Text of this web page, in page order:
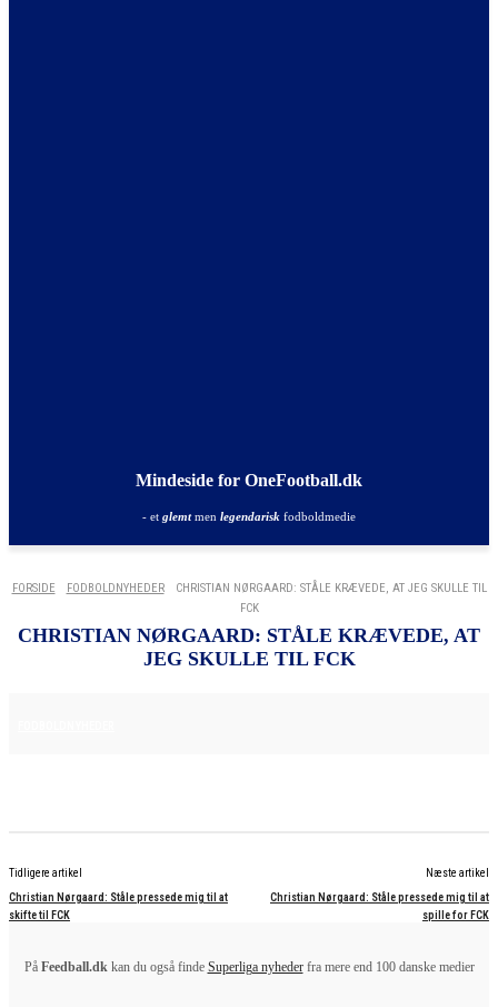
Mindeside for OneFootball.dk
- et glemtmen legendarisk fodboldmedie
FORSIDE FODBOLDNYHEDER
CHRISTIAN NØRGAARD: STÅLE KRÆVEDE, AT JEG SKULLE TIL
FCK
CHRISTIAN NØRGAARD: STÅLE KRÆVEDE, AT
JEG SKULLE TIL FCK
Tidligere artikel
Christian Nørgaard: Ståle pressede mig til at
skifte til FCK
Næste artikel
Christian Nørgaard: Ståle pressede mig til at
spille for FCK
På Feedball.dkkan du også finde Superliga nyhederfra mere end 100 danske medier